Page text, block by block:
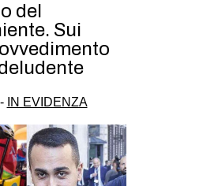
ABOUT
AREA
LAMBRETTA
MSM
del
Sui
IN EVIDENZA